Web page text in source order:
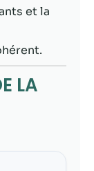
et la
LA
les
de